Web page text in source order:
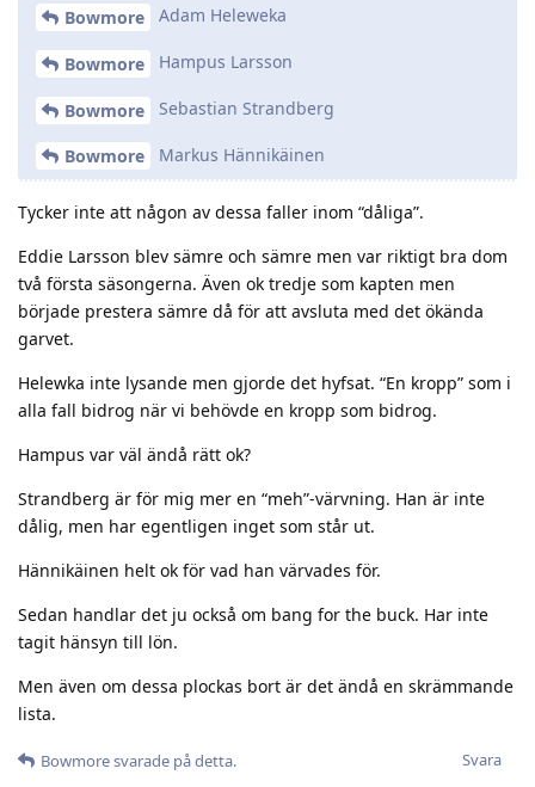
Bowmore Adam Heleweka
Bowmore Hampus Larsson
Bowmore Sebastian Strandberg
Bowmore Markus Hännikäinen
Tycker inte att någon av dessa faller inom “dåliga”.
Eddie Larsson blev sämre och sämre men var riktigt bra dom
två första säsongerna. Även ok tredje som kapten men
började prestera sämre då för att avsluta med det ökända
garvet.
Helewka inte lysande men gjorde det hyfsat. “En kropp” som i
alla fall bidrog när vi behövde en kropp som bidrog.
Hampus var väl ändå rätt ok?
Strandberg är för mig mer en “meh”-värvning. Han är inte
dålig, men har egentligen inget som står ut.
Hännikäinen helt ok för vad han värvades för.
Sedan handlar det ju också om bang for the buck. Har inte
tagit hänsyn till lön.
Men även om dessa plockas bort är det ändå en skrämmande
lista.
Svara
Bowmoresvarade på detta.